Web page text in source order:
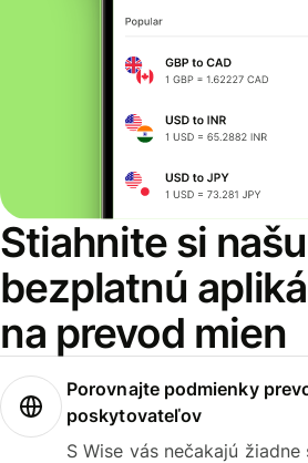
Stiahnite si našu
bezplatnú
na prevod mien
Porovnajte podmienky
poskytovateľov
S Wise vás nečakajú